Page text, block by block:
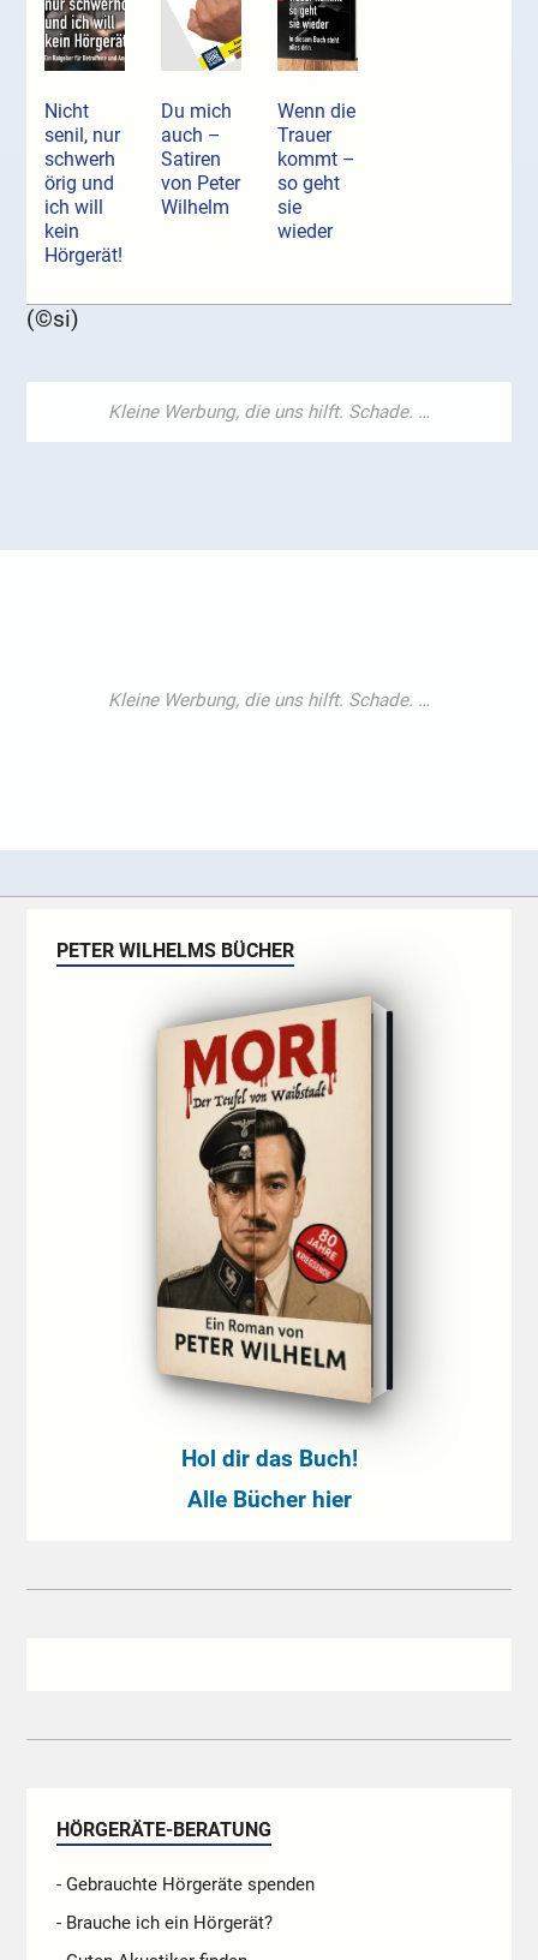
Nicht
senil, nur
schwerh
örig und
ich will
kein
Hörgerät!
Du mich
auch –
Satiren
von Peter
Wilhelm
Wenn die
Trauer
kommt –
so geht
sie
wieder
(©si)
PETER WILHELMS BÜCHER
Hol dir das Buch!
Alle Bücher hier
HÖRGERÄTE-BERATUNG
- Gebrauchte Hörgeräte spenden
- Brauche ich ein Hörgerät?